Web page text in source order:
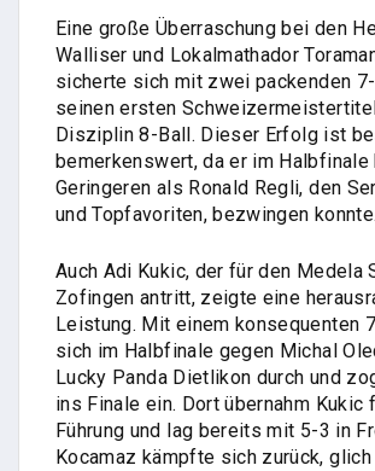
Eine große Überraschung bei den
Walliser und Lokalmathador
sicherte sich mit zwei packenden
seinen ersten
Disziplin 8-Ball. Dieser Erfolg ist
bemerkenswert, da er im Halbfinale
Geringeren als Ronald Regli, den
und Topfavoriten, bezwingen konnte.
Auch Adi Kukic, der für den Medela
Zofingen antritt, zeigte eine
Leistung. Mit einem konsequenten
sich im Halbfinale gegen Michal
Lucky Panda Dietlikon durch und
ins Finale ein. Dort übernahm Kukic
Führung und lag bereits mit 5-3 in
Kocamaz kämpfte sich zurück,